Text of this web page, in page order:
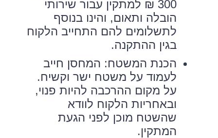
300 ₪ למתקין עבור שירותי
הובלה ותאום, והינו בנוסף
לתשלומים להם התחייב הלקוח
בגין ההתקנה.
הכנת המשטח: המחסן חייב
לעמוד על משטח ישר וקשיח.
על מקום ההרכבה להיות פנוי,
ובאחריות הלקוח לוודא
שהשטח מוכן לפני הגעת
המתקין.